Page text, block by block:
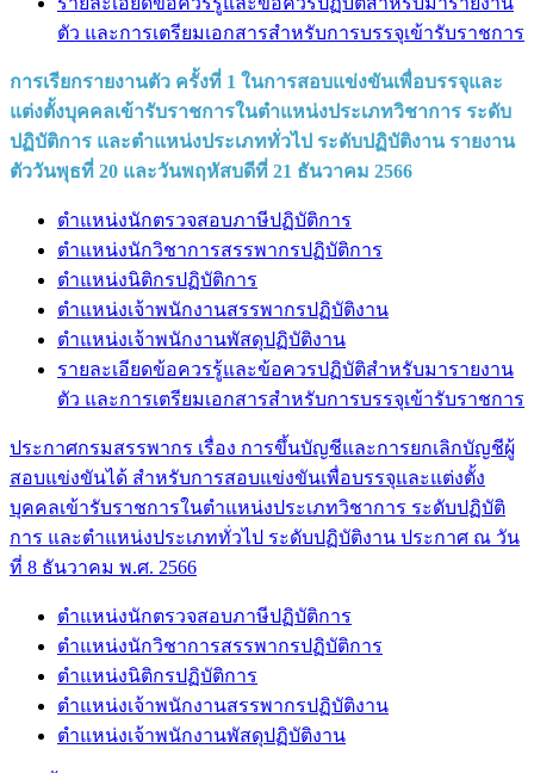
ตัว และการเตรียมเอกสารสำหรับการบรรจุเข้ารับราชการ
การเรียกรายงานตัว ครั้งที่ 1 ในการสอบแข่งขันเพื่อบรรจุและ
แต่งตั้งบุคคลเข้ารับราชการในตำแหน่งประเภทวิชาการ ระดับ
ปฏิบัติการ และตำแหน่งประเภททั่วไป ระดับปฏิบัติงาน รายงาน
ตัววันพุธที่ 20 และวันพฤหัสบดีที่ 21 ธันวาคม 2566
ตำแหน่งนักตรวจสอบภาษีปฏิบัติการ
ตำแหน่งนักวิชาการสรรพากรปฏิบัติการ
ตำแหน่งนิติกรปฏิบัติการ
ตำแหน่งเจ้าพนักงานสรรพากรปฏิบัติงาน
ตำแหน่งเจ้าพนักงานพัสดุปฏิบัติงาน
รายละเอียดข้อควรรู้และข้อควรปฏิบัติสำหรับมารายงาน
ตัว และการเตรียมเอกสารสำหรับการบรรจุเข้ารับราชการ
ประกาศกรมสรรพากร เรื่อง การขึ้นบัญชีและการยกเลิกบัญชีผู้
สอบแข่งขันได้ สำหรับการสอบแข่งขันเพื่อบรรจุและแต่งตั้ง
บุคคลเข้ารับราชการในตำแหน่งประเภทวิชาการ ระดับปฏิบัติ
การ และตำแหน่งประเภททั่วไป ระดับปฏิบัติงาน ประกาศ ณ วัน
ที่ 8 ธันวาคม พ.ศ. 2566
ตำแหน่งนักตรวจสอบภาษีปฏิบัติการ
ตำแหน่งนักวิชาการสรรพากรปฏิบัติการ
ตำแหน่งนิติกรปฏิบัติการ
ตำแหน่งเจ้าพนักงานสรรพากรปฏิบัติงาน
ตำแหน่งเจ้าพนักงานพัสดุปฏิบัติงาน